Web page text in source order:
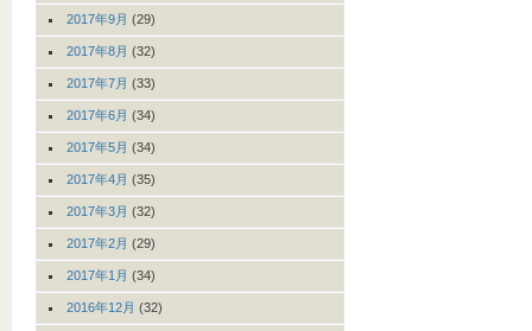
2017年9月 (29)
2017年8月 (32)
2017年7月 (33)
2017年6月 (34)
2017年5月 (34)
2017年4月 (35)
2017年3月 (32)
2017年2月 (29)
2017年1月 (34)
2016年12月 (32)